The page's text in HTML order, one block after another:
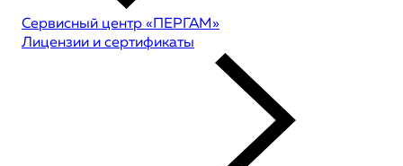
Сервисный центр «ПЕРГАМ»
Лицензии и сертификаты